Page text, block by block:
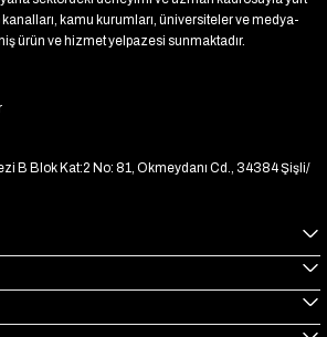
kanalları, kamu kurumları, üniversiteler ve medya-
ürün ve hizmet yelpazesi sunmaktadır.
B Blok Kat:2 No: 81, Okmeydanı Cd., 34384 Şişli/